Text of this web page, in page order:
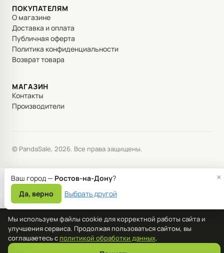
ПОКУПАТЕЛЯМ
О магазине
Доставка и оплата
Публичная оферта
Политика конфиденциальности
Возврат товара
МАГАЗИН
Контакты
Производители
© PandaSale, 2026. Все права защищены.
Мы используем файлы cookie для корректной работы сайта и
улучшения сервиса. Продолжая пользоваться сайтом, вы
соглашаетесь с политикой обработки данных.
Ваш город — Ростов-на-Дону?
Да, верно
Выбрать другой
×